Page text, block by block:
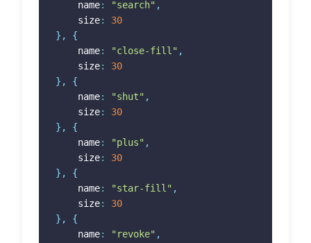
	name
: "search" ,
	size
:
30
} ,
{
	name
: "close-fill" ,
	size
:
30
} ,
{
	name
: "shut" ,
	size
:
30
} ,
{
	name
: "plus" ,
	size
:
30
} ,
{
	name
: "star-fill" ,
	size
:
30
} ,
{
	name
: "revoke" ,